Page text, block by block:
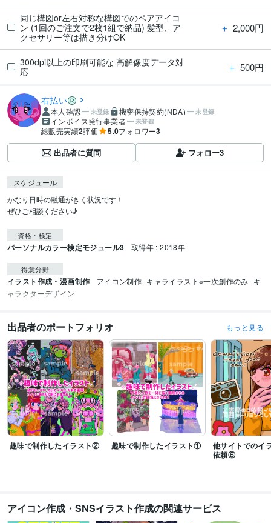
同じ構図or左右対称な構図でのペアアイコ
ン (1回のご注文で2枚1組で納品) 髪型、ア
クセサリー等は描き分けOK
＋ 2,000円
300dpi以上の印刷可能な 高解像度データ対
応
＋ 500円
右払い
本人確認 未登録 機密保持契約(NDA) 未登録
インボイス発行事業者 未登録
総販売実績2評価 5.0フォロワー3
出品者に質問 フォロー3
スケジュール
かなり日時の融通がきく状況です！
ぜひご相談ください♪
資格・検定
パーソナルカラー検定モジュール3 取得年 : 2018年
得意分野
イラスト作成・漫画制作 アイコン制作 キャライラスト※一次創作のみ キ
ャラクターデザイン
出品者のポートフォリオ もっと見る
趣味で制作したイラスト② 趣味で制作したイラスト①
他サイトでのイ
依頼⑥
アイコン作成・SNSイラスト作成の関連サービス